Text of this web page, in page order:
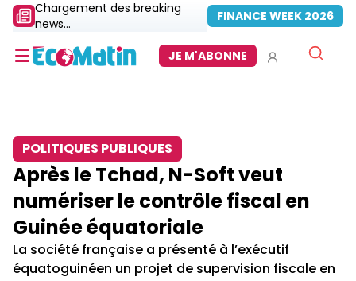
Chargement des breaking
news...
FINANCE WEEK 2026
JE M'ABONNE
POLITIQUES PUBLIQUES
Après le Tchad, N-Soft veut
numériser le contrôle fiscal en
Guinée équatoriale
La société française a présenté à l’exécutif
équatoguinéen un projet de supervision fiscale en